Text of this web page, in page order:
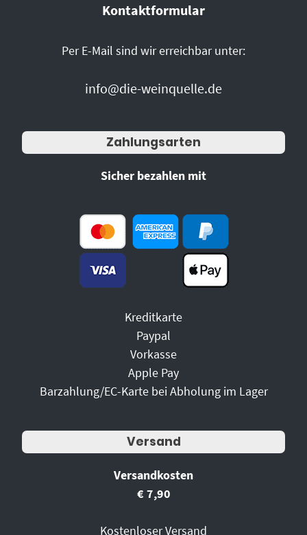
Kontaktformular
Per E-Mail sind wir erreichbar unter:
info@die-weinquelle.de
Zahlungsarten
Sicher bezahlen mit
Kreditkarte
Paypal
Vorkasse
Apple Pay
Barzahlung/EC-Karte bei Abholung im Lager
Versand
Versandkosten
€ 7,90
Kostenloser Versand